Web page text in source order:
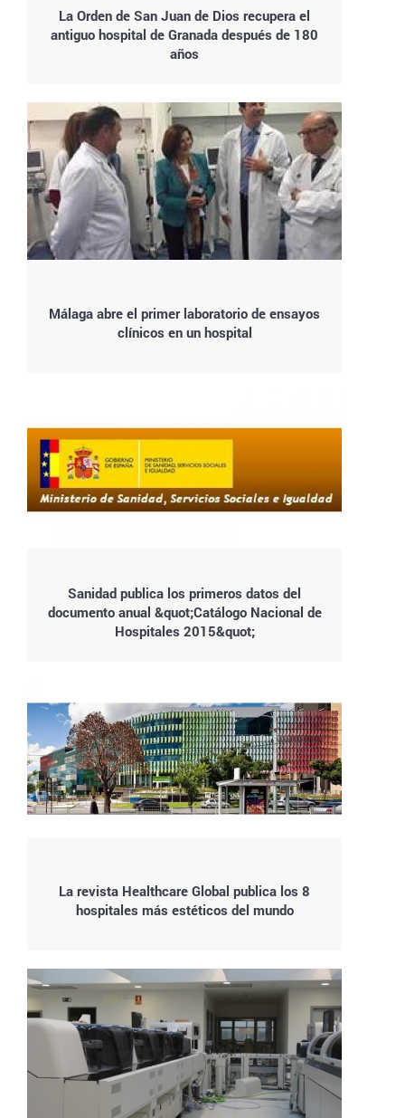
La Orden de San Juan de Dios recupera el
antiguo hospital de Granada después de 180
años
Málaga abre el primer laboratorio de ensayos
clínicos en un hospital
Sanidad publica los primeros datos del
documento anual &quot;Catálogo Nacional de
Hospitales 2015&quot;
La revista Healthcare Global publica los 8
hospitales más estéticos del mundo